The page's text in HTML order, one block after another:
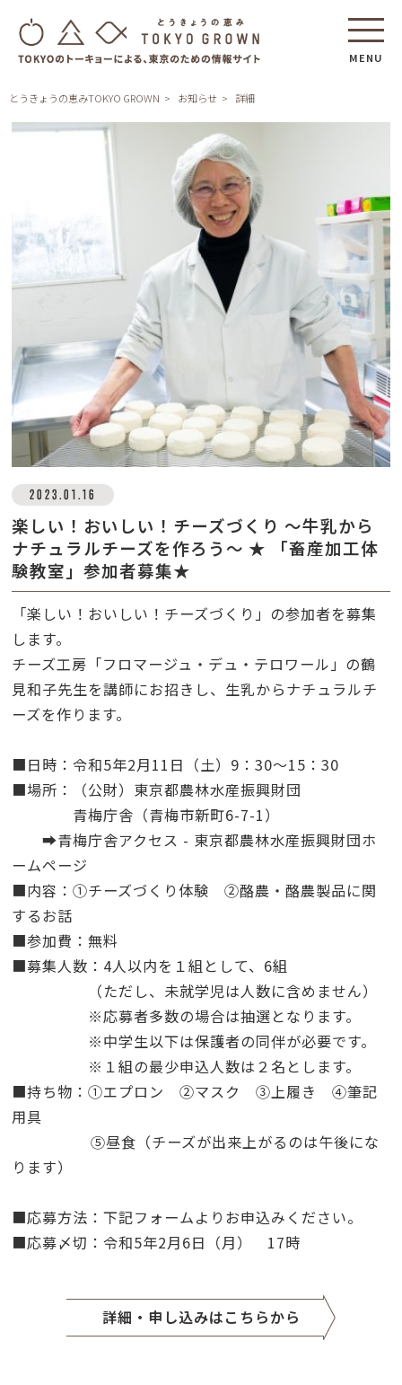
MENU
とうきょうの恵みTOKYO GROWN お知らせ 詳細
2023.01.16
楽しい！おいしい！チーズづくり ～牛乳から
ナチュラルチーズを作ろう～ ★ 「畜産加工体
験教室」参加者募集★
「楽しい！おいしい！チーズづくり」の参加者を募集
します。
チーズ工房「フロマージュ・デュ・テロワール」の鶴
見和子先生を講師にお招きし、生乳からナチュラルチ
ーズを作ります。
■日時：令和5年2月11日（土）9：30～15：30
■場所：（公財）東京都農林水産振興財団
青梅庁舎（青梅市新町6-7-1）
➡青梅庁舎アクセス - 東京都農林水産振興財団ホ
ームページ
■内容：①チーズづくり体験 ②酪農・酪農製品に関
するお話
■参加費：無料
■募集人数：4人以内を１組として、6組
（ただし、未就学児は人数に含めません）
※応募者多数の場合は抽選となります。
※中学生以下は保護者の同伴が必要です。
※１組の最少申込人数は２名とします。
■持ち物：①エプロン ②マスク ③上履き ④筆記
用具
⑤昼食（チーズが出来上がるのは午後にな
ります）
■応募方法：下記フォームよりお申込みください。
■応募〆切：令和5年2月6日（月） 17時
詳細・申し込みはこちらから